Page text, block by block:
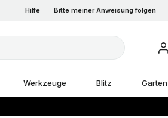
Hilfe Bitte meiner Anweisung folgen
Werkzeuge Blitz Garten